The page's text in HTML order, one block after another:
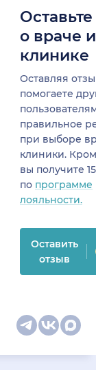
о враче
клинике
Оставляя
помогаете
правильное
при выборе
клиники.
вы получите
по программе
лояльности.
Оставить
отзыв